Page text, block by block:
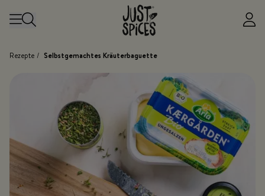
Rezepte / Selbstgemachtes Kräuterbaguette